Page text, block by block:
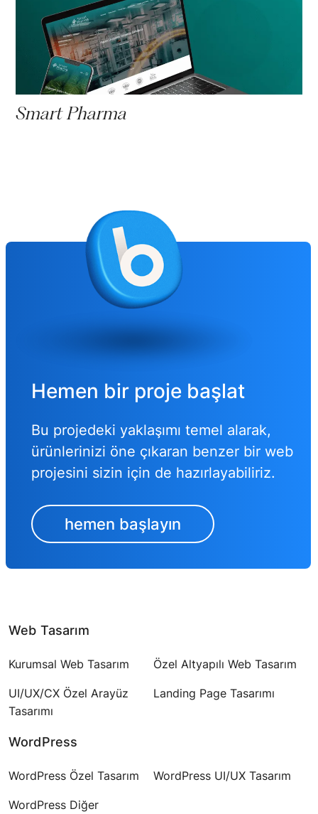
Smart Pharma
Hemen bir proje başlat
Bu projedeki yaklaşımı temel alarak,
ürünlerinizi öne çıkaran benzer bir web
projesini sizin için de hazırlayabiliriz.
hemen başlayın
Web Tasarım
Kurumsal Web Tasarım Özel Altyapılı Web Tasarım
UI/UX/CX Özel Arayüz
Tasarımı
Landing Page Tasarımı
WordPress
WordPress Özel Tasarım WordPress UI/UX Tasarım
WordPress Diğer